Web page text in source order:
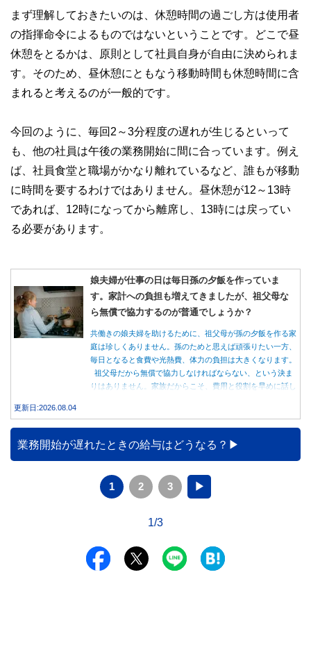
まず理解しておきたいのは、休憩時間の過ごし方は使用者
の指揮命令によるものではないということです。どこで昼
休憩をとるかは、原則として社員自身が自由に決められま
す。そのため、昼休憩にともなう移動時間も休憩時間に含
まれると考えるのが一般的です。
今回のように、毎回2～3分程度の遅れが生じるといって
も、他の社員は午後の業務開始に間に合っています。例え
ば、社員食堂と職場がかなり離れているなど、誰もが移動
に時間を要するわけではありません。昼休憩が12～13時
であれば、12時になってから離席し、13時には戻ってい
る必要があります。
娘夫婦が仕事の日は毎日孫の夕飯を作っていま
す。家計への負担も増えてきましたが、祖父母な
ら無償で協力するのが普通でしょうか？
共働きの娘夫婦を助けるために、祖父母が孫の夕飯を作る家
庭は珍しくありません。孫のためと思えば頑張りたい一方、
毎日となると食費や光熱費、体力の負担は大きくなります。
祖父母だから無償で協力しなければならない、という決ま
りはありません。家族だからこそ、費用と役割を早めに話し
更新日:2026.08.04
業務開始が遅れたときの給与はどうなる？
1 2 3 ▶
1/3